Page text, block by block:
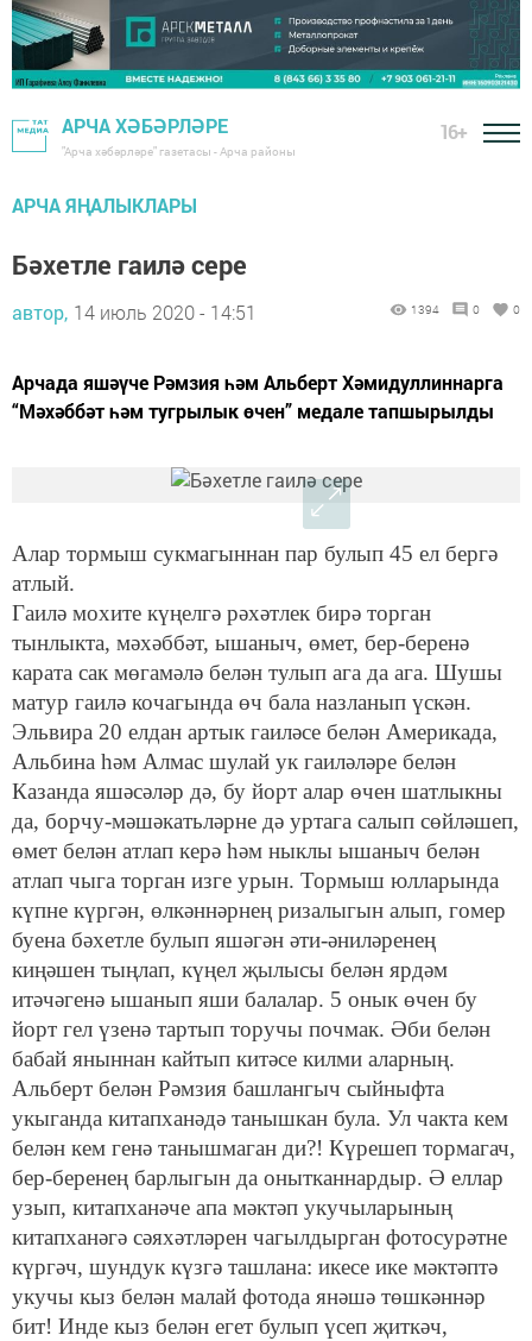
АРЧА ХӘБӘРЛӘРЕ
"Арча хәбәрләре" газетасы - Арча районы
16+
АРЧА ЯҢАЛЫКЛАРЫ
Бәхетле гаилә сере
автор, 14 июль 2020 - 14:51 1394 0 0
Арчада яшәүче Рәмзия һәм Альберт Хәмидуллиннарга
“Мәхәббәт һәм тугрылык өчен” медале тапшырылды
Алар тормыш сукмагыннан пар булып 45 ел бергә
атлый.
Гаилә мохите күңелгә рәхәтлек бирә торган
тынлыкта, мәхәббәт, ышаныч, өмет, бер-беренә
карата сак мөгамәлә белән тулып ага да ага. Шушы
матур гаилә кочагында өч бала назланып үскән.
Эльвира 20 елдан артык гаиләсе белән Америкада,
Альбина һәм Алмас шулай ук гаиләләре белән
Казанда яшәсәләр дә, бу йорт алар өчен шатлыкны
да, борчу-мәшәкатьләрне дә уртага салып сөйләшеп,
өмет белән атлап керә һәм ныклы ышаныч белән
атлап чыга торган изге урын. Тормыш юлларында
күпне күргән, өлкәннәрнең ризалыгын алып, гомер
буена бәхетле булып яшәгән әти-әниләренең
киңәшен тыңлап, күңел җылысы белән ярдәм
итәчәгенә ышанып яши балалар. 5 онык өчен бу
йорт гел үзенә тартып торучы почмак. Әби белән
бабай яныннан кайтып китәсе килми аларның.
Альберт белән Рәмзия башлангыч сыйныфта
укыганда китапханәдә танышкан була. Ул чакта кем
белән кем генә танышмаган ди?! Күрешеп тормагач,
бер-беренең барлыгын да онытканнардыр. Ә еллар
узып, китапханәче апа мәктәп укучыларының
китапханәгә сәяхәтләрен чагылдырган фотосурәтне
күргәч, шундук күзгә ташлана: икесе ике мәктәптә
укучы кыз белән малай фотода янәшә төшкәннәр
бит! Инде кыз белән егет булып үсеп җиткәч,